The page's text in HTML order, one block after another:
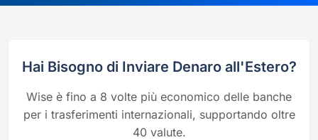
Hai Bisogno di Inviare Denaro all'Estero?
Wise è fino a 8 volte più economico delle banche
per i trasferimenti internazionali, supportando oltre
40 valute.